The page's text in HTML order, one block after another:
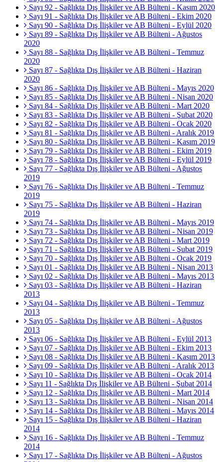
Sayı 92 - Sağlıkta Dış İlişkiler ve AB Bülteni - Kasım 2020
Sayı 91 - Sağlıkta Dış İlişkiler ve AB Bülteni - Ekim 2020
Sayı 90 - Sağlıkta Dış İlişkiler ve AB Bülteni - Eylül 2020
Sayı 89 - Sağlıkta Dış İlişkiler ve AB Bülteni - Ağustos
2020
Sayı 88 - Sağlıkta Dış İlişkiler ve AB Bülteni - Temmuz
2020
Sayı 87 - Sağlıkta Dış İlişkiler ve AB Bülteni - Haziran
2020
Sayı 86 - Sağlıkta Dış İlişkiler ve AB Bülteni - Mayıs 2020
Sayı 85 - Sağlıkta Dış İlişkiler ve AB Bülteni - Nisan 2020
Sayı 84 - Sağlıkta Dış İlişkiler ve AB Bülteni - Mart 2020
Sayı 83 - Sağlıkta Dış İlişkiler ve AB Bülteni - Şubat 2020
Sayı 82 - Sağlıkta Dış İlişkiler ve AB Bülteni - Ocak 2020
Sayı 81 - Sağlıkta Dış İlişkiler ve AB Bülteni - Aralık 2019
Sayı 80 - Sağlıkta Dış İlişkiler ve AB Bülteni - Kasım 2019
Sayı 79 - Sağlıkta Dış İlişkiler ve AB Bülteni - Ekim 2019
Sayı 78 - Sağlıkta Dış İlişkiler ve AB Bülteni - Eylül 2019
Sayı 77 - Sağlıkta Dış İlişkiler ve AB Bülteni - Ağustos
2019
Sayı 76 - Sağlıkta Dış İlişkiler ve AB Bülteni - Temmuz
2019
Sayı 75 - Sağlıkta Dış İlişkiler ve AB Bülteni - Haziran
2019
Sayı 74 - Sağlıkta Dış İlişkiler ve AB Bülteni - Mayıs 2019
Sayı 73 - Sağlıkta Dış İlişkiler ve AB Bülteni - Nisan 2019
Sayı 72 - Sağlıkta Dış İlişkiler ve AB Bülteni - Mart 2019
Sayı 71 - Sağlıkta Dış İlişkiler ve AB Bülteni - Şubat 2019
Sayı 70 - Sağlıkta Dış İlişkiler ve AB Bülteni - Ocak 2019
Sayı 01 - Sağlıkta Dış İlişkiler ve AB Bülteni - Nisan 2013
Sayı 02 - Sağlıkta Dış İlişkiler ve AB Bülteni - Mayıs 2013
Sayı 03 - Sağlıkta Dış İlişkiler ve AB Bülteni - Haziran
2013
Sayı 04 - Sağlıkta Dış İlişkiler ve AB Bülteni - Temmuz
2013
Sayı 05 - Sağlıkta Dış İlişkiler ve AB Bülteni - Ağustos
2013
Sayı 06 - Sağlıkta Dış İlişkiler ve AB Bülteni - Eylül 2013
Sayı 07 - Sağlıkta Dış İlişkiler ve AB Bülteni - Ekim 2013
Sayı 08 - Sağlıkta Dış İlişkiler ve AB Bülteni - Kasım 2013
Sayı 09 - Sağlıkta Dış İlişkiler ve AB Bülteni - Aralık 2013
Sayı 10 - Sağlıkta Dış İlişkiler ve AB Bülteni - Ocak 2014
Sayı 11 - Sağlıkta Dış İlişkiler ve AB Bülteni - Şubat 2014
Sayı 12 - Sağlıkta Dış İlişkiler ve AB Bülteni - Mart 2014
Sayı 13 - Sağlıkta Dış İlişkiler ve AB Bülteni - Nisan 2014
Sayı 14 - Sağlıkta Dış İlişkiler ve AB Bülteni - Mayıs 2014
Sayı 15 - Sağlıkta Dış İlişkiler ve AB Bülteni - Haziran
2014
Sayı 16 - Sağlıkta Dış İlişkiler ve AB Bülteni - Temmuz
2014
Sayı 17 - Sağlıkta Dış İlişkiler ve AB Bülteni - Ağustos